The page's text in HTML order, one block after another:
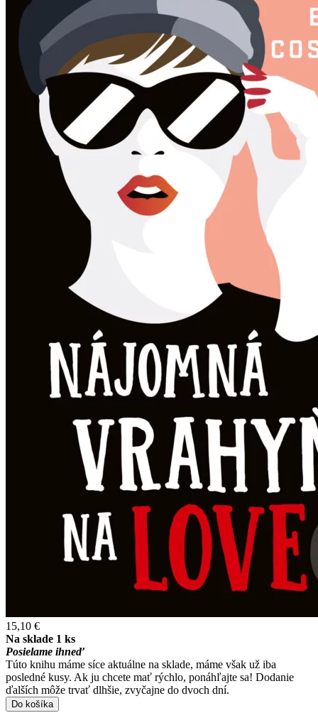
15,10 €
Na sklade 1 ks
Posielame ihneď
Túto knihu máme síce aktuálne na sklade, máme však už iba
posledné kusy. Ak ju chcete mať rýchlo, ponáhľajte sa! Dodanie
ďalších môže trvať dlhšie, zvyčajne do dvoch dní.
Do košíka